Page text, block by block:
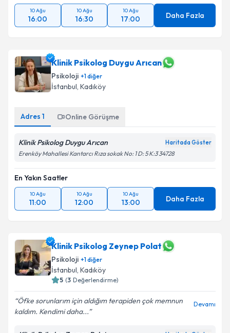
10 Ağu
16:00
10 Ağu
16:30
10 Ağu
17:00 Daha Fazla
Klinik Psikolog Duygu Arıcan
Psikoloji +1diğer
İstanbul, Kadıköy
Adres 1 Online Görüşme
Klinik Psikolog Duygu Arıcan Haritada Göster
Erenköy Mahallesi Kantarcı Rıza sokak No: 1 D: 5 K:3 34728
En Yakın Saatler
10 Ağu
11:00
10 Ağu
12:00
10 Ağu
13:00 Daha Fazla
Klinik Psikolog Zeynep Polat
Psikoloji +1diğer
İstanbul, Kadıköy
5 (3 Değerlendirme)
Öfke sorunlarım için aldığım terapiden çok memnun
kaldım. Kendimi daha...
Devamı